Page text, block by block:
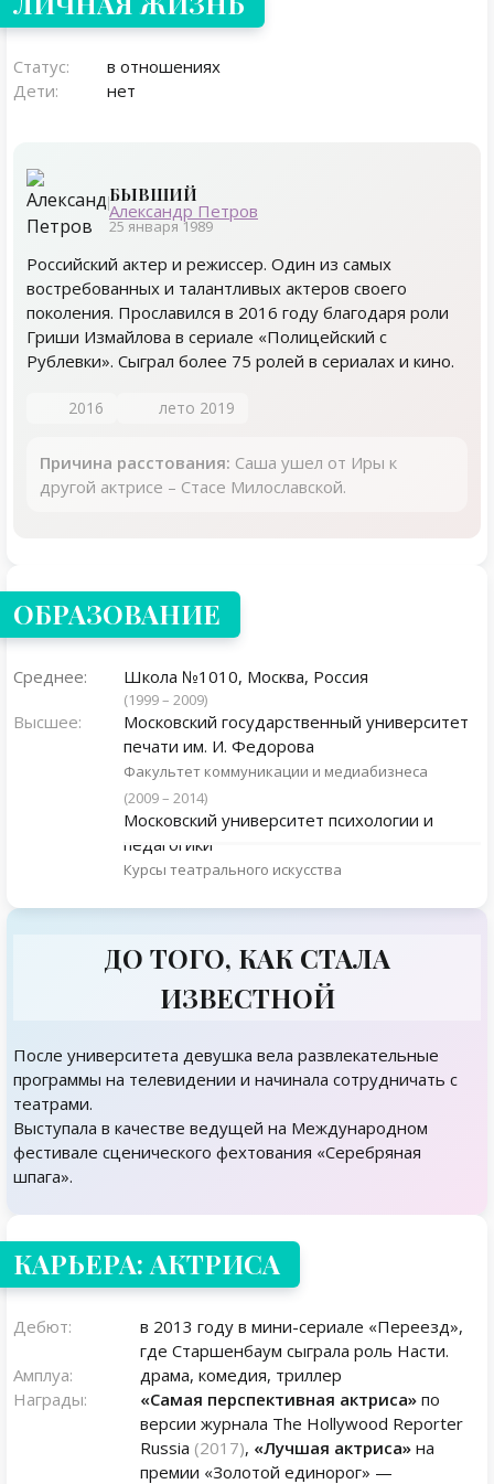
Статус:
в отношениях
Дети:
нет
БЫВШИЙ
Александр Петров
25 января 1989
Российский актер и режиссер. Один из самых
востребованных и талантливых актеров своего
поколения. Прославился в 2016 году благодаря роли
Гриши Измайлова в сериале «Полицейский с
Рублевки». Сыграл более 75 ролей в сериалах и кино.
2016 лето 2019
Причина расстования: Саша ушел от Иры к
другой актрисе – Стасе Милославской.
ОБРАЗОВАНИЕ
Среднее: Школа №1010, Москва, Россия
(1999 – 2009)
Высшее:
Московский государственный университет
печати им. И. Федорова
Факультет коммуникации и медиабизнеса
(2009 – 2014)
Московский университет психологии и
педагогики
Курсы театрального искусства
ДО ТОГО, КАК СТАЛА
ИЗВЕСТНОЙ
После университета девушка вела развлекательные
программы на телевидении и начинала сотрудничать с
театрами.
Выступала в качестве ведущей на Международном
фестивале сценического фехтования «Серебряная
шпага».
КАРЬЕРА: АКТРИСА
Дебют:
в 2013 году в мини-сериале «Переезд»,
где Старшенбаум сыграла роль Насти.
Амплуа:
драма, комедия, триллер
Награды:
«Самая перспективная актриса» по
версии журнала The Hollywood Reporter
Russia (2017), «Лучшая актриса» на
премии «Золотой единорог» —